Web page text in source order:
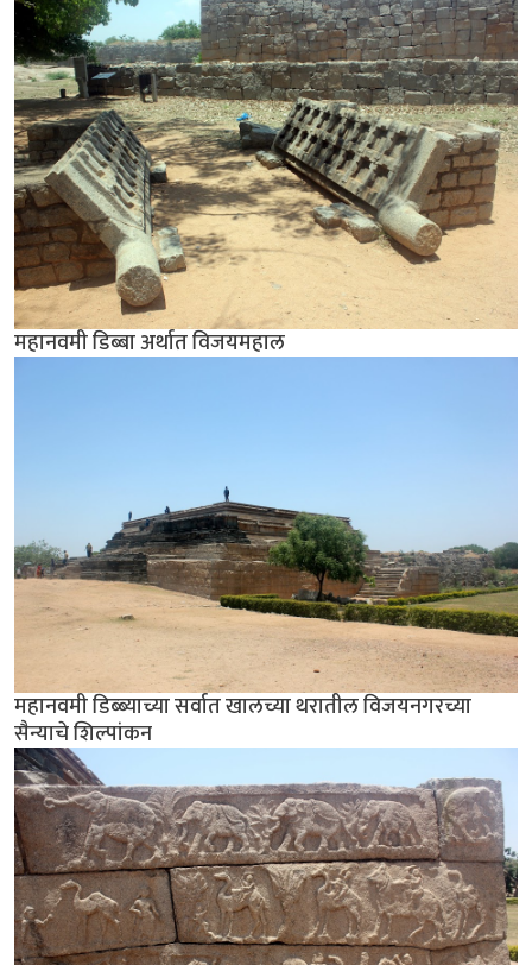
महानवमी डिब्बा अर्थात विजयमहाल
महानवमी डिब्ब्याच्या सर्वात खालच्या थरातील विजयनगरच्या
सैन्याचे शिल्पांकन